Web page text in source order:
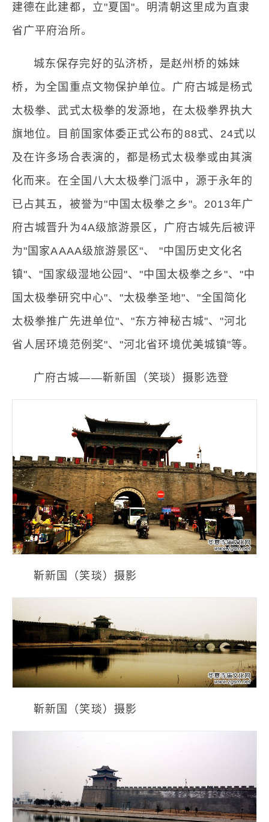
建德在此建都，立"夏国"。明清朝这里成为直隶
省广平府治所。
城东保存完好的弘济桥，是赵州桥的姊妹
桥，为全国重点文物保护单位。广府古城是杨式
太极拳、武式太极拳的发源地，在太极拳界执大
旗地位。目前国家体委正式公布的88式、24式以
及在许多场合表演的，都是杨式太极拳或由其演
化而来。在全国八大太极拳门派中，源于永年的
已占其五，被誉为"中国太极拳之乡"。2013年广
府古城晋升为4A级旅游景区，广府古城先后被评
为"国家AAAA级旅游景区"、 "中国历史文化名
镇"、"国家级湿地公园"、"中国太极拳之乡"、"中
国太极拳研究中心"、"太极拳圣地"、"全国简化
太极拳推广先进单位"、"东方神秘古城"、"河北
省人居环境范例奖"、"河北省环境优美城镇"等。
广府古城——靳新国（笑琰）摄影选登
靳新国（笑琰）摄影
靳新国（笑琰）摄影